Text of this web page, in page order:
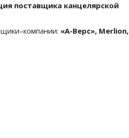
поставщика канцелярской
«А-Верс», Merlion,